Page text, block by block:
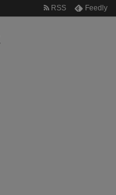
RSS Feedly